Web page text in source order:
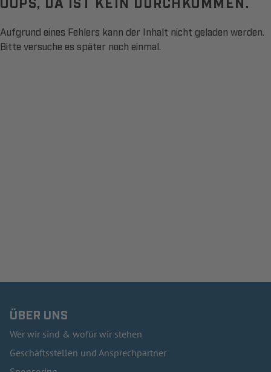
Aufgrund eines Fehlers kann der Inhalt nicht geladen werden.
Bitte versuche es später noch einmal.
ÜBER UNS
Wer wir sind & wofür wir stehen
Geschäftsstellen und Ansprechpartner